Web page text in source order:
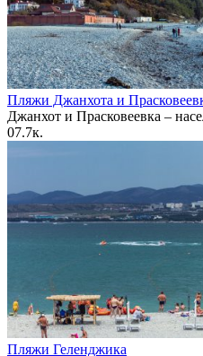
Пляжи Джанхота и
Джанхот и Прасковеевка –
07.7к.
Пляжи Геленджика